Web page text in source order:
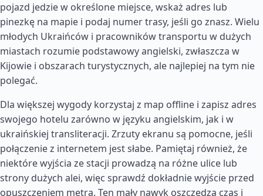
pojazd jedzie w określone miejsce, wskaż adres lub
pinezkę na mapie i podaj numer trasy, jeśli go znasz. Wielu
młodych Ukraińców i pracowników transportu w dużych
miastach rozumie podstawowy angielski, zwłaszcza w
Kijowie i obszarach turystycznych, ale najlepiej na tym nie
polegać.
Dla większej wygody korzystaj z map offline i zapisz adres
swojego hotelu zarówno w języku angielskim, jak i w
ukraińskiej transliteracji. Zrzuty ekranu są pomocne, jeśli
połączenie z internetem jest słabe. Pamiętaj również, że
niektóre wyjścia ze stacji prowadzą na różne ulice lub
strony dużych alei, więc sprawdź dokładnie wyjście przed
opuszczeniem metra. Ten mały nawyk oszczędza czas i